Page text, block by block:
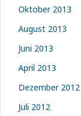
Oktober 2013
August 2013
Juni 2013
April 2013
Dezember 2012
Juli 2012